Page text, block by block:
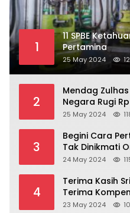
1
11 SPBE
Pertamina
25 May 2024
2
Mendag Zulhas
Negara Rugi
25 May 2024
3
Begini Cara
Tak Dinikmati
24 May 2024
4
Terima Kasih
Terima
23 May 2024